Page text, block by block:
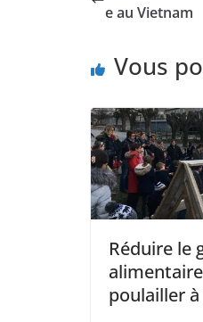
e au Vietnam
Vous
Réduire le
poulailler à